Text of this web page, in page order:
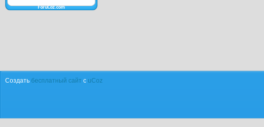
ForuCoz.com
Создать бесплатный сайт с uCoz